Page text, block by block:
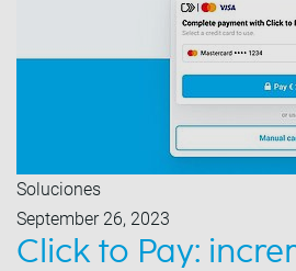
Soluciones
September 26, 2023
Click to Pay: